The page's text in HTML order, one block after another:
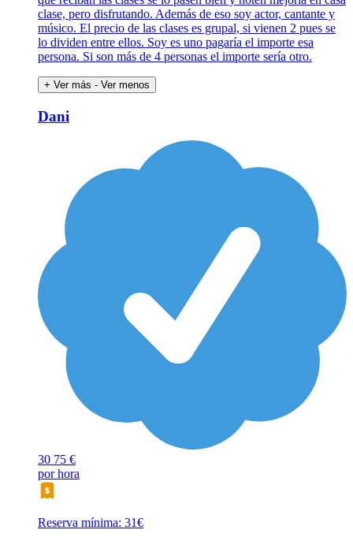
clase, pero disfrutando. Además de eso soy actor, cantante y
músico. El precio de las clases es grupal, si vienen 2 pues se
lo dividen entre ellos. Soy es uno pagaría el importe esa
persona. Si son más de 4 personas el importe sería otro.
+ Ver más - Ver menos
Dani
30 75 €
por hora
Reserva mínima: 31€